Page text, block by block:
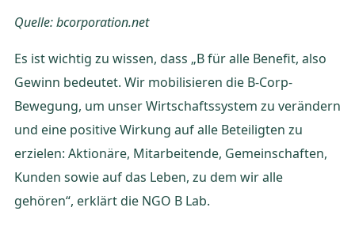
Quelle: bcorporation.net
Es ist wichtig zu wissen, dass „B für alle Benefit, also
Gewinn bedeutet. Wir mobilisieren die B-Corp-
Bewegung, um unser Wirtschaftssystem zu verändern
und eine positive Wirkung auf alle Beteiligten zu
erzielen: Aktionäre, Mitarbeitende, Gemeinschaften,
Kunden sowie auf das Leben, zu dem wir alle
gehören“, erklärt die NGO B Lab.